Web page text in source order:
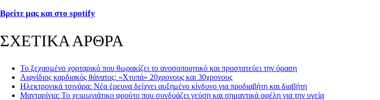
Βρείτε μας και στο spotify
ΣΧΕΤΙΚΑ ΑΡΘΡΑ
Το ξεχασμένο χορταρικό που θωρακίζει το ανοσοποιητικό και προστατεύει την όραση
Αιφνίδιος καρδιακός θάνατος: «Χτυπά» 20χρονους και 30χρονους
Ηλεκτρονικά τσιγάρα: Νέα έρευνα δείχνει αυξημένο κίνδυνο για προδιαβήτη και διαβήτη
Μανταρίνια: Το χειμωνιάτικο φρούτο που συνδυάζει γεύση και σημαντικά οφέλη για την υγεία